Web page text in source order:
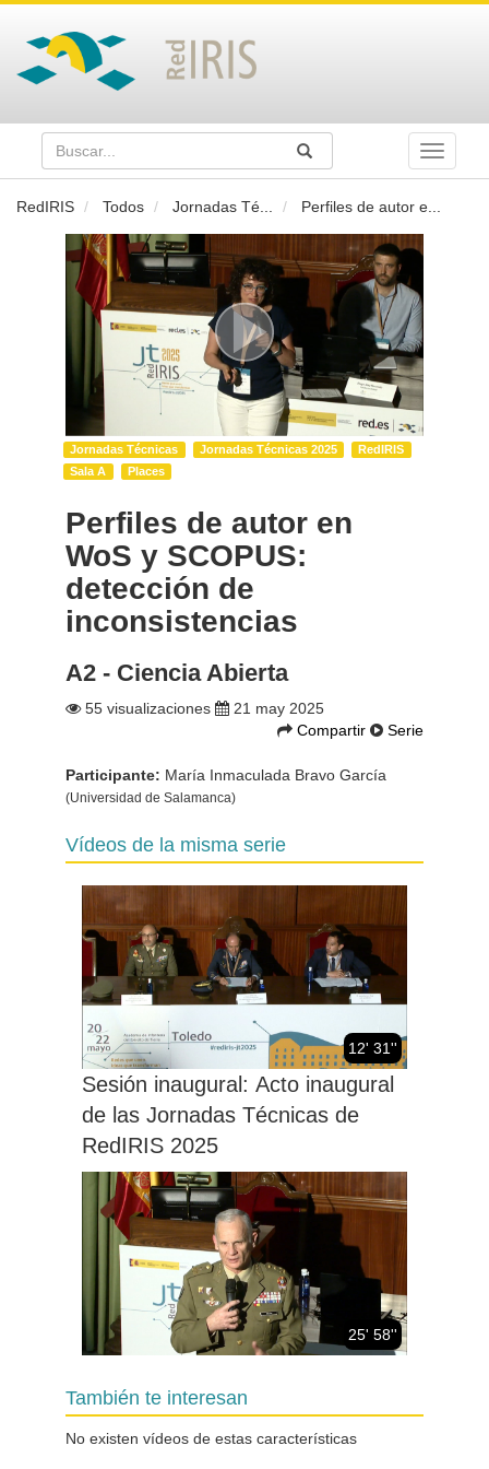
Buscar Enviar
Buscar
Toggle
RedIRIS Todos Jornadas Té... Perfiles de autor e...
Jornadas Técnicas Jornadas Técnicas 2025
RedIRIS
Sala A
Places
Perfiles de autor en
WoS y SCOPUS:
detección de
inconsistencias
A2 - Ciencia Abierta
55 visualizaciones
21 may 2025
Compartir
Serie
Participante: María Inmaculada Bravo García
(Universidad de Salamanca)
Vídeos de la misma serie
12' 31''
Sesión inaugural: Acto inaugural
de las Jornadas Técnicas de
RedIRIS 2025
25' 58''
información en el Ministerio de
Defensa
También te interesan
No existen vídeos de estas características